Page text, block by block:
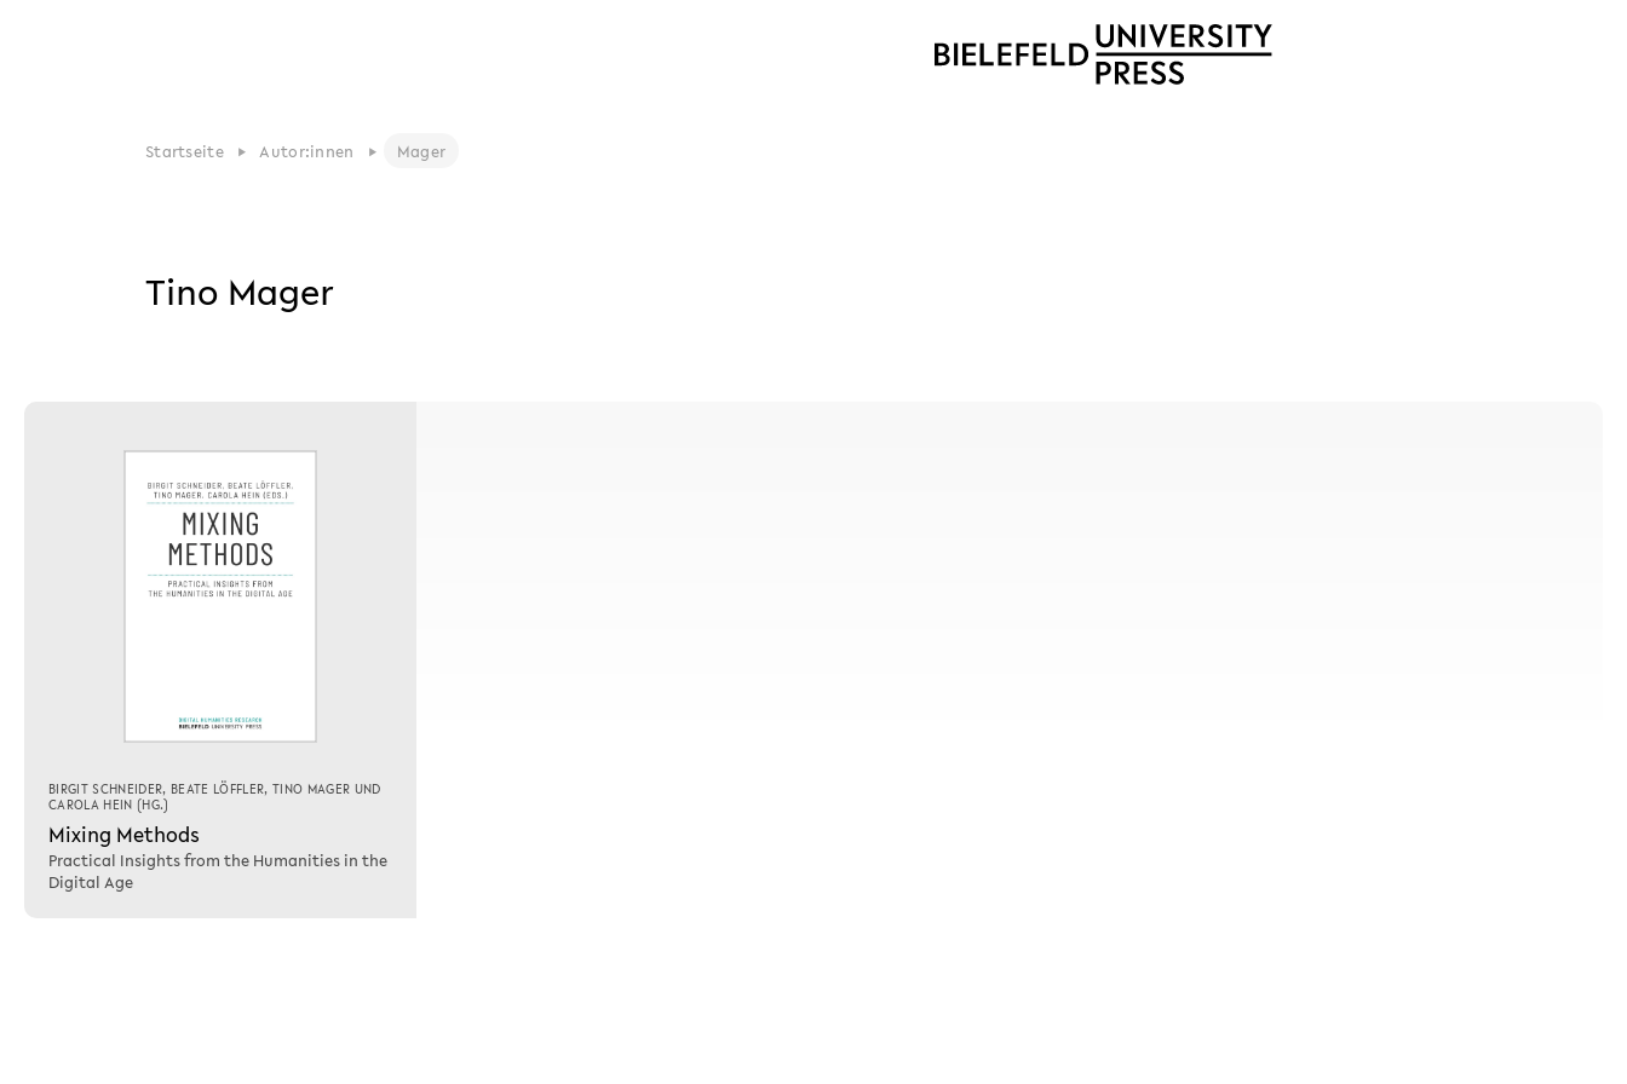
Startseite Autor:innen Mager
Tino Mager
BIRGIT SCHNEIDER, BEATE LÖFFLER, TINO MAGER UND
CAROLA HEIN (HG.)
Mixing Methods
Practical Insights from the Humanities in the
Digital Age